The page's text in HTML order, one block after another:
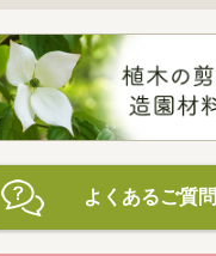
よくあるご質問